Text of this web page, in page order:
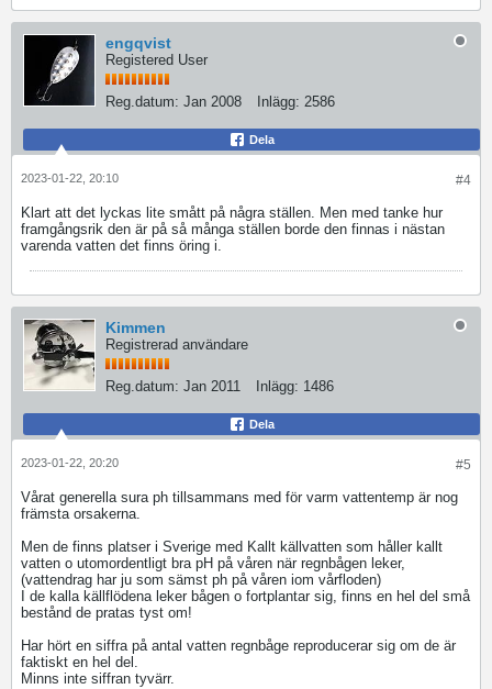
engqvist
Registered User
Reg.datum: Jan 2008 Inlägg: 2586
Dela
#4
2023-01-22, 20:10
Klart att det lyckas lite smått på några ställen. Men med tanke hur
framgångsrik den är på så många ställen borde den finnas i nästan
varenda vatten det finns öring i.
Kimmen
Registrerad användare
Reg.datum: Jan 2011 Inlägg: 1486
Dela
#5
2023-01-22, 20:20
Vårat generella sura ph tillsammans med för varm vattentemp är nog
främsta orsakerna.
Men de finns platser i Sverige med Kallt källvatten som håller kallt
vatten o utomordentligt bra pH på våren när regnbågen leker,
(vattendrag har ju som sämst ph på våren iom vårfloden)
I de kalla källflödena leker bågen o fortplantar sig, finns en hel del små
bestånd de pratas tyst om!
Har hört en siffra på antal vatten regnbåge reproducerar sig om de är
faktiskt en hel del.
Minns inte siffran tyvärr.